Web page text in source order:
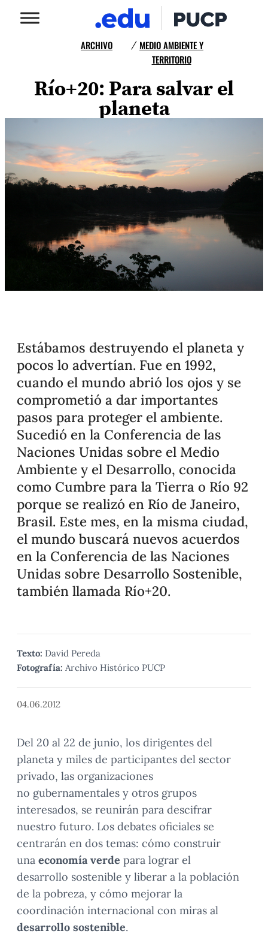
ARCHIVO / MEDIO AMBIENTE Y
TERRITORIO
Río+20: Para salvar el
planeta
Estábamos destruyendo el planeta y
pocos lo advertían. Fue en 1992,
cuando el mundo abrió los ojos y se
comprometió a dar importantes
pasos para proteger el ambiente.
Sucedió en la Conferencia de las
Naciones Unidas sobre el Medio
Ambiente y el Desarrollo, conocida
como Cumbre para la Tierra o Río 92
porque se realizó en Río de Janeiro,
Brasil. Este mes, en la misma ciudad,
el mundo buscará nuevos acuerdos
en la Conferencia de las Naciones
Unidas sobre Desarrollo Sostenible,
también llamada Río+20.
Texto: David Pereda
Fotografía: Archivo Histórico PUCP
04.06.2012
Del 20 al 22 de junio, los dirigentes del
planeta y miles de participantes del sector
privado, las organizaciones
no gubernamentales y otros grupos
interesados, se reunirán para descifrar
nuestro futuro. Los debates oficiales se
centrarán en dos temas: cómo construir
una economía verde para lograr el
desarrollo sostenible y liberar a la población
de la pobreza, y cómo mejorar la
coordinación internacional con miras al
desarrollo sostenible.